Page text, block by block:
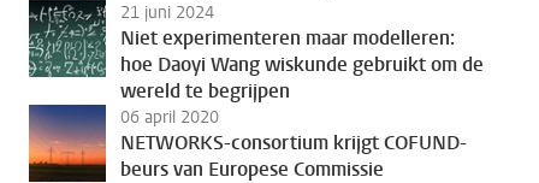
21 juni 2024
Niet experimenteren maar modelleren:
hoe Daoyi Wang wiskunde gebruikt om de
wereld te begrijpen
06 april 2020
NETWORKS-consortium krijgt COFUND-
beurs van Europese Commissie